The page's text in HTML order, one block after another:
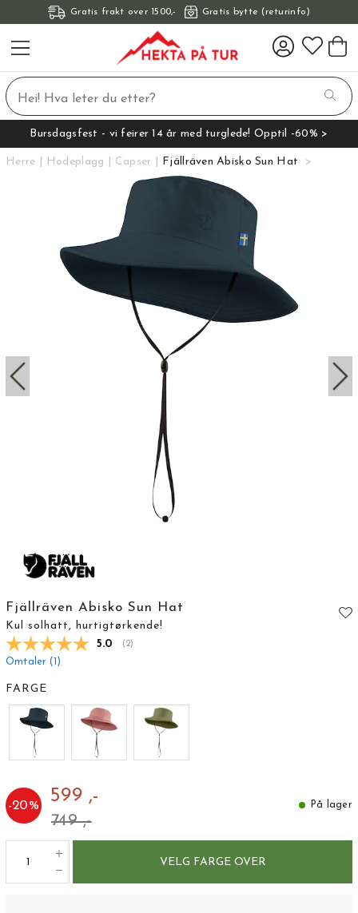
Gratis frakt over 1500,- Gratis bytte (returinfo)
Bursdagsfest - vi feirer 14 år med turglede! Opptil -60% >
Herre Hodeplagg Capser Fjällräven Abisko Sun Hat
Fjällräven Abisko Sun Hat
Kul solhatt, hurtigtørkende!
Gjennomsnittskarakter:
5.0 (stemmer:
2)
Omtaler ( )
FARGE
-20% 599 ,-
749 ,-
På lager
VELG FARGE OVER